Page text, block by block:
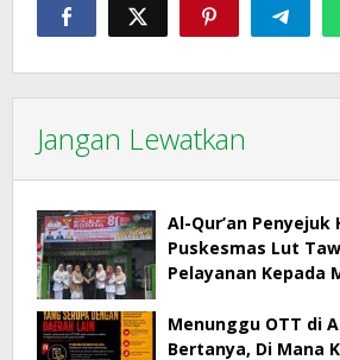
Jangan Lewatkan
Al-Qur’an Penyejuk
Puskesmas Lut
Pelayanan Kepada
Menunggu OTT di
Bertanya, Di Mana